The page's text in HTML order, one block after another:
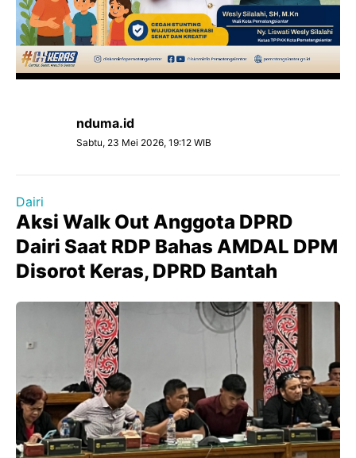
nduma.id
Sabtu, 23 Mei 2026, 19:12 WIB
Dairi
Aksi Walk Out Anggota DPRD
Dairi Saat RDP Bahas AMDAL DPM
Disorot Keras, DPRD Bantah